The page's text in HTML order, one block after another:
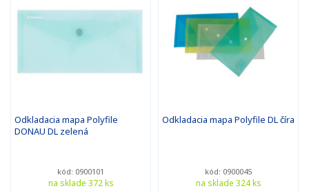
Odkladacia mapa Polyfile
DONAU DL zelená
kód: 0900101
na sklade 372 ks
Odkladacia mapa Polyfile DL číra
kód: 0900045
na sklade 324 ks